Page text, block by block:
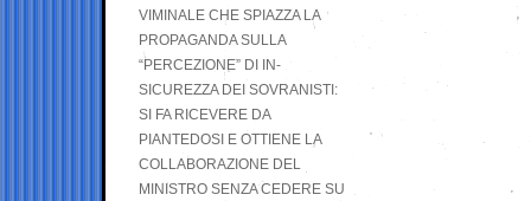
VIMINALE CHE SPIAZZA LA
PROPAGANDA SULLA
“PERCEZIONE” DI IN-
SICUREZZA DEI SOVRANISTI:
SI FA RICEVERE DA
PIANTEDOSI E OTTIENE LA
COLLABORAZIONE DEL
MINISTRO SENZA CEDERE SU